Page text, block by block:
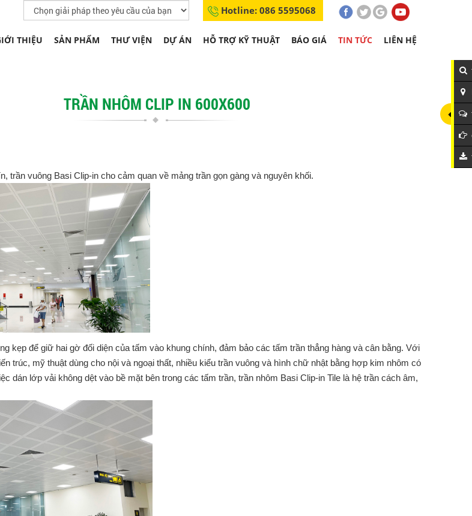
Hotline: 086 5595068
THIỆU SẢN PHẨM THƯ VIỆN DỰ ÁN HỖ TRỢ KỸ THUẬT BÁO GIÁ TIN TỨC LIÊN HỆ
TRẦN NHÔM CLIP IN 600X600
trần vuông Basi Clip-in cho cảm quan về mảng trần gọn gàng và nguyên khối.
kẹp để giữ hai gờ đối diện của tấm vào khung chính, đảm bảo các tấm trần thẳng hàng và cân bằng. Với
trúc, mỹ thuật dùng cho nội và ngoại thất, nhiều kiểu trần vuông và hình chữ nhật bằng hợp kim nhôm có
dán lớp vải không dệt vào bề mặt bên trong các tấm trần, trần nhôm Basi Clip-in Tile là hệ trần cách âm,